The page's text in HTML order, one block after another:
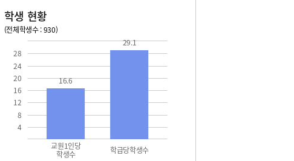
2026. 08. 14 금 ~ 2026. 08. 20 목
08. 15 토 - 여름방학
08. 15 토 - 광복절
08. 16 일 - 여름방학
08. 17 월 - 여름방학
08. 17 월 - 대체공휴일
08. 18 화 - 개학일
학생 현황
(전체학생수 : 930)
4
8
12
16
20
24
28
교원1인당
학생수 학급당학생수
16.6
29.1